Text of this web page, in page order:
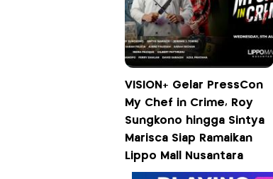
VISION+ Gelar PressCon
My Chef in Crime, Roy
Sungkono hingga Sintya
Marisca Siap Ramaikan
Lippo Mall Nusantara